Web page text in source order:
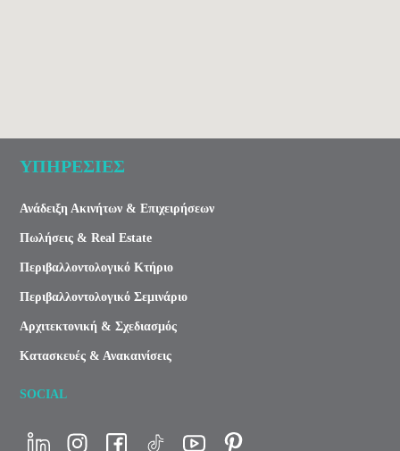
ΥΠΗΡΕΣΙΕΣ
Ανάδειξη Ακινήτων & Επιχειρήσεων
Πωλήσεις & Real Estate
Περιβαλλοντολογικό Κτήριο
Περιβαλλοντολογικό Σεμινάριο
Αρχιτεκτονική & Σχεδιασμός
Κατασκευές & Ανακαινίσεις
SOCIAL